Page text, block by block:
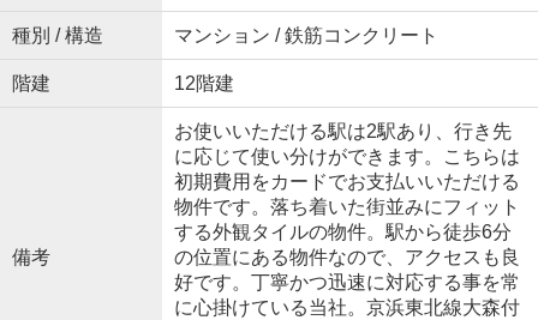
種別 / 構造 マンション / 鉄筋コンクリート
階建 12階建
備考
お使いいただける駅は2駅あり、行き先
に応じて使い分けができます。こちらは
初期費用をカードでお支払いいただける
物件です。落ち着いた街並みにフィット
する外観タイルの物件。駅から徒歩6分
の位置にある物件なので、アクセスも良
好です。丁寧かつ迅速に対応する事を常
に心掛けている当社。京浜東北線大森付